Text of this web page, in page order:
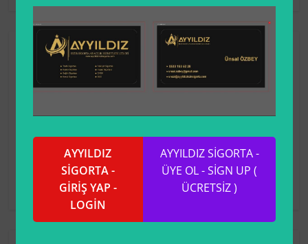
A-Güncel Haberler
Genel Kurmay Eski Başkanı Hulisi
Akar, 15 Temmuz 2006 askeri darbe
https://vm.tiktok.com/ZM24VVQEk/
AYYILDIZ
SİGORTA -
GİRİŞ YAP -
LOGİN
AYYILDIZ SİGORTA -
ÜYE OL - SİGN UP (
ÜCRETSİZ )